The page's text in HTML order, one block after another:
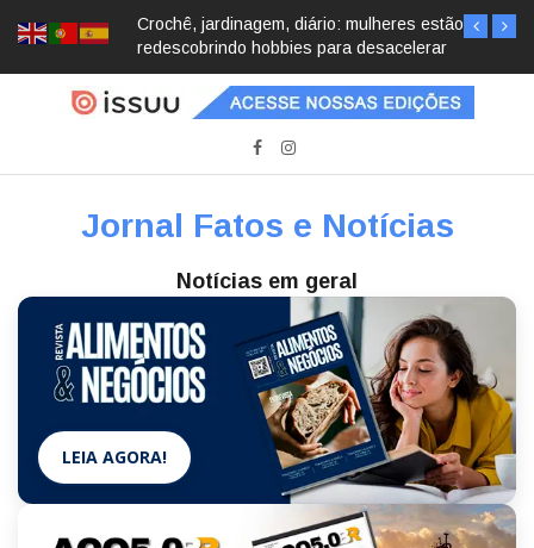
Crochê, jardinagem, diário: mulheres estão
redescobrindo hobbies para desacelerar
Jornal Fatos e Notícias
Notícias em geral
LEIA AGORA!